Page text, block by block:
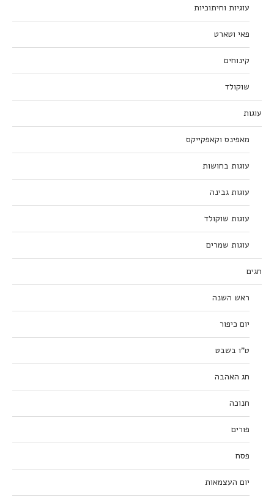
עוגיות וחיתוכיות
פאי וטארט
קינוחים
שוקולד
עוגות
מאפינס וקאפקייקס
עוגות בחושות
עוגות גבינה
עוגות שוקולד
עוגות שמרים
חגים
ראש השנה
יום כיפור
ט”ו בשבט
חג האהבה
חנוכה
פורים
פסח
יום העצמאות